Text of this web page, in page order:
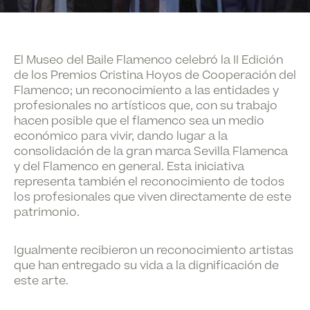
El Museo del Baile Flamenco celebró la II Edición
de los Premios Cristina Hoyos de Cooperación del
Flamenco; un reconocimiento a las entidades y
profesionales no artísticos que, con su trabajo
hacen posible que el flamenco sea un medio
económico para vivir, dando lugar a la
consolidación de la gran marca Sevilla Flamenca
y del Flamenco en general. Esta iniciativa
representa también el reconocimiento de todos
los profesionales que viven directamente de este
patrimonio.
Igualmente recibieron un reconocimiento artistas
que han entregado su vida a la dignificación de
este arte.